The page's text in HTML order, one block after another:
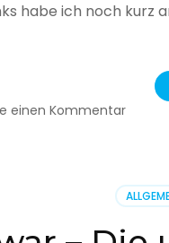
habe ich noch kurz
einen Kommentarzu
rot